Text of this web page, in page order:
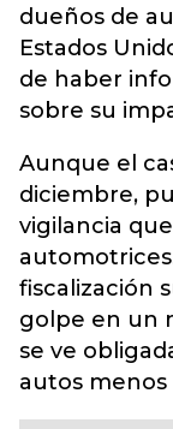
dueños de
Estados
de haber
sobre su
Aunque el
diciembre,
vigilancia
fiscalización
golpe en un
se ve
autos